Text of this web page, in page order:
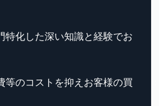
化した深い知識と経験でお
のコストを抑えお客様の買